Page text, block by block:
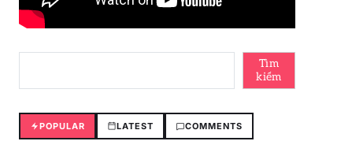
Tìm
kiếm
POPULAR LATEST COMMENTS